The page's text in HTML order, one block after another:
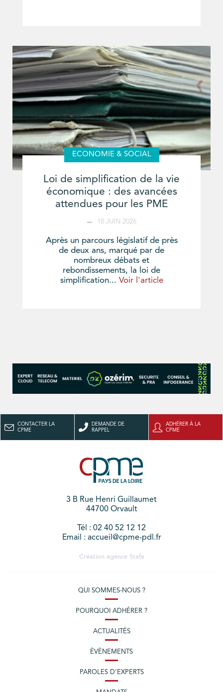
ECONOMIE & SOCIAL
Loi de simplification de la vie
économique : des avancées
attendues pour les PME
18 JUIN 2026
Après un parcours législatif de près
de deux ans, marqué par de
nombreux débats et
rebondissements, la loi de
simplification... Voir l'article
CONTACTER LA
CPME
DEMANDE DE
RAPPEL
ADHÉRER À LA
CPME
3 B Rue Henri Guillaumet
44700 Orvault
Tél : 02 40 52 12 12
Email : accueil@cpme-pdl.fr
Création agence Stafe
QUI SOMMES-NOUS ?
POURQUOI ADHÉRER ?
ACTUALITÉS
ÉVÈNEMENTS
PAROLES D’EXPERTS